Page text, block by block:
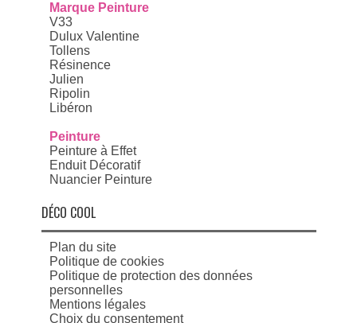
Marque Peinture
V33
Dulux Valentine
Tollens
Résinence
Julien
Ripolin
Libéron
Peinture
Peinture à Effet
Enduit Décoratif
Nuancier Peinture
DÉCO COOL
Plan du site
Politique de cookies
Politique de protection des données
personnelles
Mentions légales
Choix du consentement